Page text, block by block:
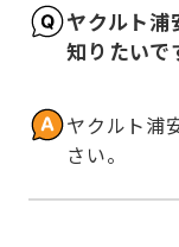
ヤクルト浦
知りたいで
ヤクルト浦
さい。